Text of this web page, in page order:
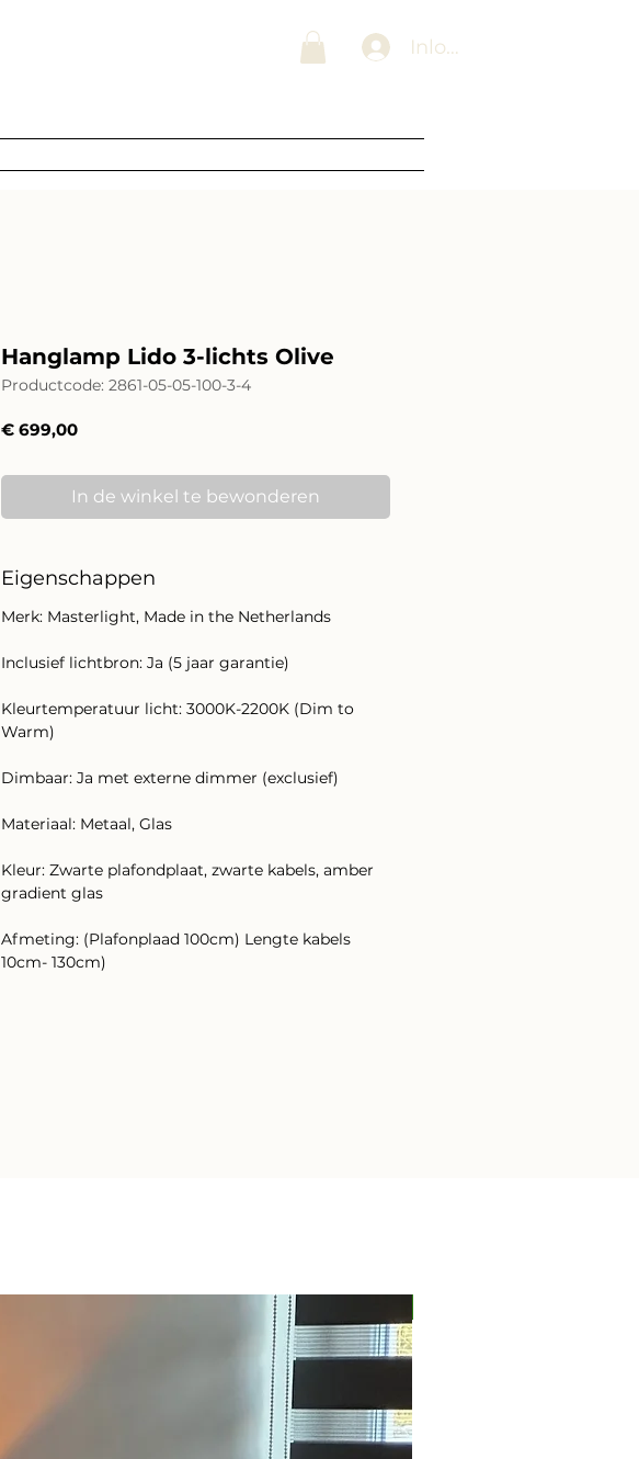
Inloggen
Hanglamp Lido 3-lichts Olive
Productcode: 2861-05-05-100-3-4
€ 699,00Prijs
In de winkel te bewonderen
Eigenschappen
Merk: Masterlight, Made in the Netherlands
Inclusief lichtbron: Ja (5 jaar garantie)
Kleurtemperatuur licht: 3000K-2200K (Dim to
Warm)
Dimbaar: Ja met externe dimmer (exclusief)
Materiaal: Metaal, Glas
Kleur: Zwarte plafondplaat, zwarte kabels, amber
gradient glas
Afmeting: (Plafonplaad 100cm) Lengte kabels
10cm- 130cm)